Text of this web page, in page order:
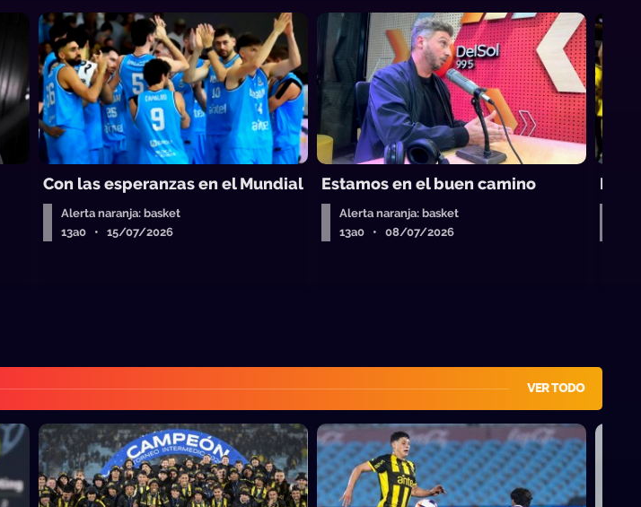
Con las esperanzas en el Mundial
Alerta naranja: basket
13a0 • 15/07/2026
Estamos en el buen camino
Alerta naranja: basket
13a0 • 08/07/2026
La
VER TODO